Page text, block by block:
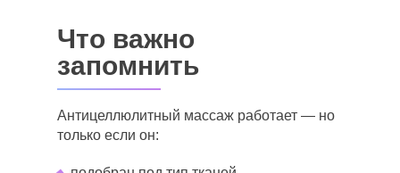
Что важно
запомнить
Антицеллюлитный массаж работает — но
только если он: